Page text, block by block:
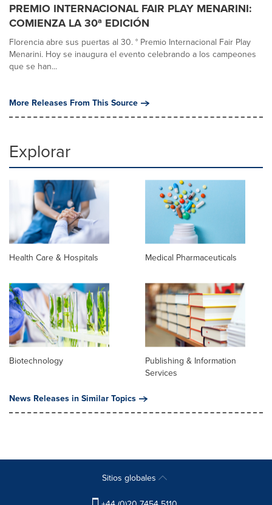
PREMIO INTERNACIONAL FAIR PLAY MENARINI:
COMIENZA LA 30ª EDICIÓN
Florencia abre sus puertas al 30. ° Premio Internacional Fair Play
Menarini. Hoy se inaugura el evento celebrando a los campeones
que se han...
More Releases From This Source
Explorar
Health Care & Hospitals Medical Pharmaceuticals
Biotechnology
Publishing & Information
Services
News Releases in Similar Topics
Sitios globales